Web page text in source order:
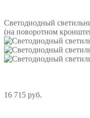
Светодиодный
(на поворотном
16 715 руб.